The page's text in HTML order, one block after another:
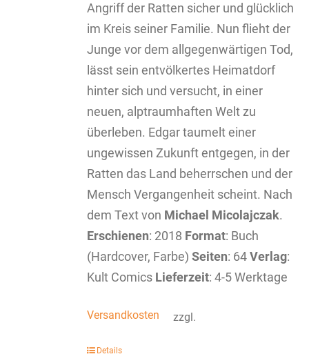
Angriff der Ratten sicher und glücklich
im Kreis seiner Familie. Nun flieht der
Junge vor dem allgegenwärtigen Tod,
lässt sein entvölkertes Heimatdorf
hinter sich und versucht, in einer
neuen, alptraumhaften Welt zu
überleben. Edgar taumelt einer
ungewissen Zukunft entgegen, in der
Ratten das Land beherrschen und der
Mensch Vergangenheit scheint. Nach
dem Text von Michael Micolajczak.
Erschienen: 2018 Format: Buch
(Hardcover, Farbe) Seiten: 64Verlag:
Kult Comics Lieferzeit: 4-5 Werktage
zzgl.
Versandkosten
Details